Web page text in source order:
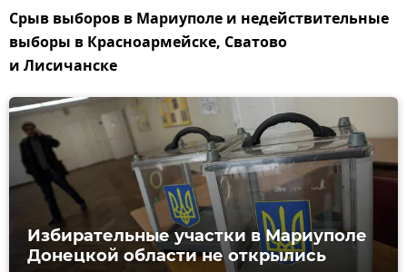
Срыв выборов в Мариуполе и недействительные
выборы в Красноармейске, Сватово
и Лисичанске
Избирательные участки в Мариуполе
Донецкой области не открылись